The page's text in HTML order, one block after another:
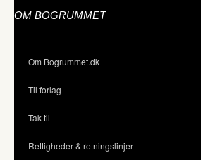
OM BOGRUMMET
Om Bogrummet.dk
Til forlag
Tak til
Rettigheder & retningslinjer